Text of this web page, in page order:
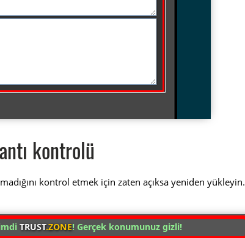
kontrolü
kontrol etmek için zaten açıksa yeniden yükleyin.
TRUST.ZONE! Gerçek konumunuz gizli!